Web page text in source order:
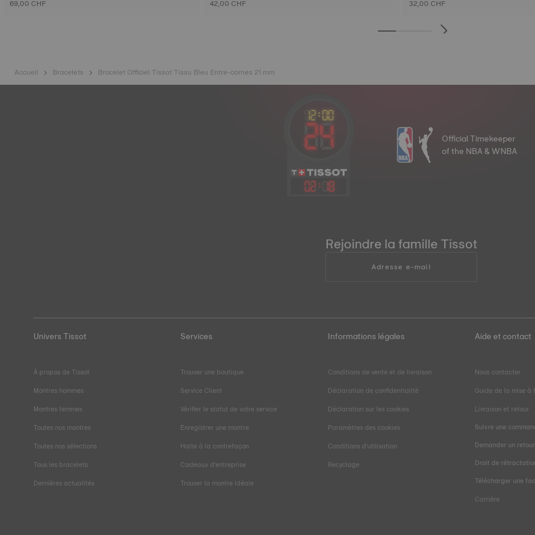
69,00 CHF
42,00 CHF
32,00 CHF
Accueil Bracelets Bracelet Officiel Tissot Tissu Bleu Entre-cornes 21 mm
02: 18
Official Timekeeper
of the NBA & WNBA
Rejoindre la famille Tissot
Adresse e-mail
Univers Tissot
À propos de Tissot
Montres hommes
Montres femmes
Toutes nos montres
Toutes nos sélections
Tous les bracelets
Dernières actualités
Services
Trouver une boutique
Service Client
Vérifier le statut de votre service
Enregistrer une montre
Halte à la contrefaçon
Cadeaux d'entreprise
Trouver la montre idéale
Informations légales
Conditions de vente et de livraison
Déclaration de confidentialité
Déclaration sur les cookies
Paramètres des cookies
Conditions d'utilisation
Recyclage
Aide et contact
Nous contacter
Guide de la mise à
Livraison et retour
Suivre une
Demander un retour
Droit de
Télécharger une
Carrière